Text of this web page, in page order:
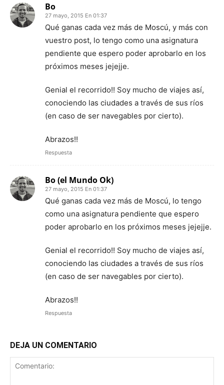
Bo
27 mayo, 2015 En 01:37
Qué ganas cada vez más de Moscú, y más con
vuestro post, lo tengo como una asignatura
pendiente que espero poder aprobarlo en los
próximos meses jejejje.
Genial el recorrido!! Soy mucho de viajes así,
conociendo las ciudades a través de sus ríos
(en caso de ser navegables por cierto).
Abrazos!!
Respuesta
Bo (el Mundo Ok)
27 mayo, 2015 En 01:37
Qué ganas cada vez más de Moscú, lo tengo
como una asignatura pendiente que espero
poder aprobarlo en los próximos meses jejejje.
Genial el recorrido!! Soy mucho de viajes así,
conociendo las ciudades a través de sus ríos
(en caso de ser navegables por cierto).
Abrazos!!
Respuesta
DEJA UN COMENTARIO